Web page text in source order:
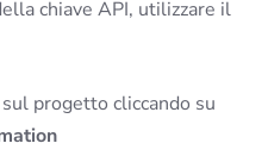
progetto cliccando su